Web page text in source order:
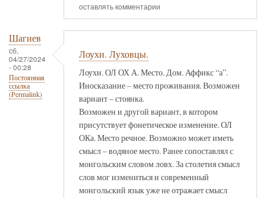
оставлять комментарии
Шагиев
сб,
04/27/2024
- 00:28
Постоянная
ссылка
(Permalink)
Лоухи. Луховцы.
Лоухи. ОЛ ОХ А. Место. Дом. Аффикс “а”.
Иносказание – место проживания. Возможен
вариант – стоянка.
Возможен и другой вариант, в котором
присутствует фонетическое изменение. ОЛ
ОКа. Место речное. Возможно может иметь
смысл – водяное место. Ранее сопоставлял с
монгольским словом ловх. За столетия смысл
слов мог измениться и современный
монгольский язык уже не отражает смысл